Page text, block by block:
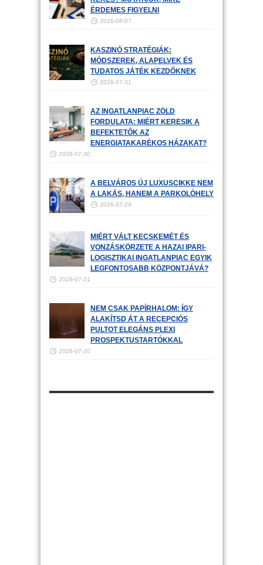
ÉRDEMES FIGYELNI
2026-08-07
KASZINÓ STRATÉGIÁK:
MÓDSZEREK, ALAPELVEK ÉS
TUDATOS JÁTÉK KEZDŐKNEK
2026-07-31
AZ INGATLANPIAC ZÖLD
FORDULATA: MIÉRT KERESIK A
BEFEKTETŐK AZ
ENERGIATAKARÉKOS HÁZAKAT?
2026-07-30
A BELVÁROS ÚJ LUXUSCIKKE NEM
A LAKÁS, HANEM A PARKOLÓHELY
2026-07-29
MIÉRT VÁLT KECSKEMÉT ÉS
VONZÁSKÖRZETE A HAZAI IPARI-
LOGISZTIKAI INGATLANPIAC EGYIK
LEGFONTOSABB KÖZPONTJÁVÁ?
2026-07-21
NEM CSAK PAPÍRHALOM: ÍGY
ALAKÍTSD ÁT A RECEPCIÓS
PULTOT ELEGÁNS PLEXI
PROSPEKTUSTARTÓKKAL
2026-07-20